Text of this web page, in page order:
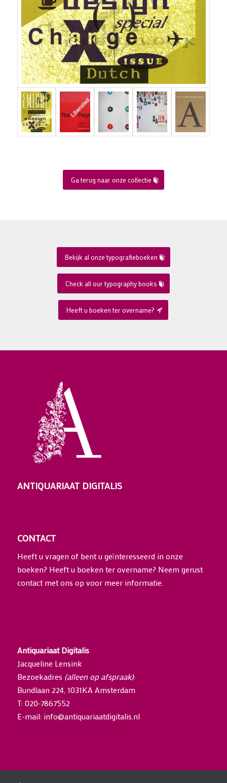
Ga terug naar onze collectie
Bekijk al onze typografieboeken
Check all our typography books
Heeft u boeken ter overname?
ANTIQUARIAAT DIGITALIS
CONTACT
Heeft u vragen of bent u geïnteresseerd in onze
boeken? Heeft u boeken ter overname? Neem gerust
contactmet ons op voor meer informatie.
Antiquariaat Digitalis
Jacqueline Lensink
Bezoekadres (alleen op afspraak):
Bundlaan 224, 1031KA Amsterdam
T: 020-7867552
E-mail: info@antiquariaatdigitalis.nl